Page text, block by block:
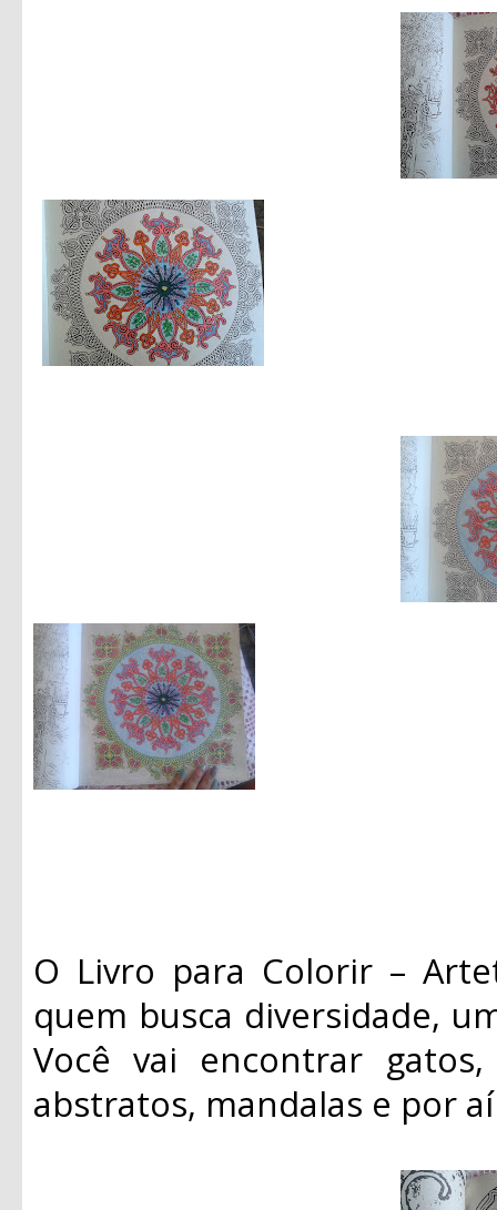
O Livro para Colorir –
quem busca diversidade,
Você vai encontrar
abstratos, mandalas e por